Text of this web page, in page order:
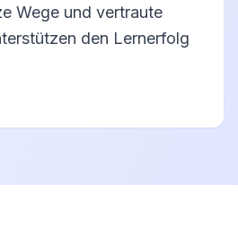
Wege und vertraute
den Lernerfolg